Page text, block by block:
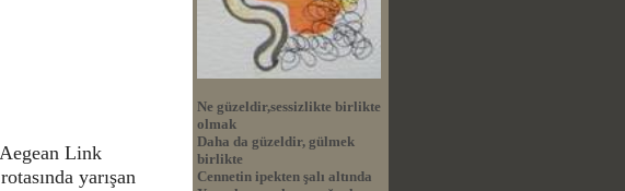
Link
yarışan
Ne güzeldir,sessizlikte birlikte
olmak
Daha da güzeldir, gülmek
birlikte
Cennetin ipekten şalı altında